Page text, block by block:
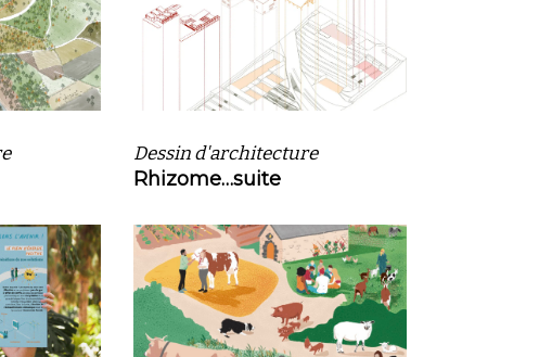
Dessin d'architecture
Rhizome…suite